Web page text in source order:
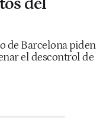
de Barcelona piden
el descontrol de